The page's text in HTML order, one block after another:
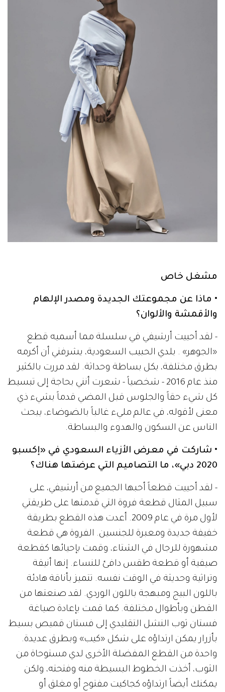
مشغل خاص
• ماذا عن مجموعتك الجديدة ومصدر الإلهام
والأقمشة والألوان؟
- لقد أحييت أرشيفي في سلسلة مما أسميه قطع
«الجوهر» . بلدي الحبيب السعودية، يشرفني أن أكرمه
بطرق مختلفة، بكل بساطة وحداثة. لقد مررت بالكثير
منذ عام 2016 - شخصياً - شعرت أنني بحاجة إلى تبسيط
كل شيء حقاً والجلوس قبل المضي قدماً بشيء ذي
معنى لأقوله، في عالم مليء غالباً بالضوضاء، يبحث
الناس عن السكون والهدوء والبساطة.
• شاركت في معرض الأزياء السعودي في «إكسبو
2020 دبي»، ما التصاميم التي عرضتها هناك؟
- لقد أحييت قطعاً أحبها الجميع من أرشيفي، على
سبيل المثال قطعة فروة التي قدمتها على طريقتي
لأول مرة في عام 2009. أعدت هذه القطع بطريقة
خفيفة جديدة ومعبرة للجنسين. الفروة هي قطعة
مشهورة للرجال في الشتاء، وقمت بإحيائها كقطعة
صيفية أو قطعة طقس دافئ للنساء. إنها أنيقة
وتراثية وحديثة في الوقت نفسه. تتميز بأناقة هادئة
باللون البيج ومبهجة باللون الوردي. لقد صنعتها من
القطن وبأطوال مختلفة. كما قمت بإعادة صياغة
فستان ثوب النشل التقليدي إلى فستان قميص بسيط
بأزرار يمكن ارتداؤه على شكل «كيب» وبطرق عديدة.
واحدة من القطع المفضلة الأخرى لدي مستوحاة من
الثوب، أخذت الخطوط البسيطة منه وفتحته، ولكن
يمكنك أيضاً ارتداؤه كجاكيت مفتوح أو مغلق أو